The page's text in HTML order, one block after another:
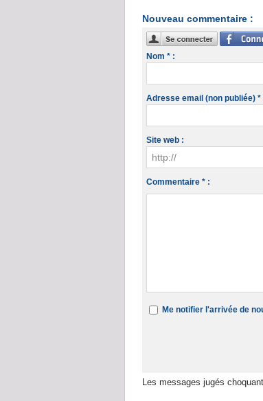
Nouveau commentaire :
Nom * :
Adresse email (non publiée) *
Site web :
Commentaire * :
Me notifier l'arrivée de
Les messages jugés